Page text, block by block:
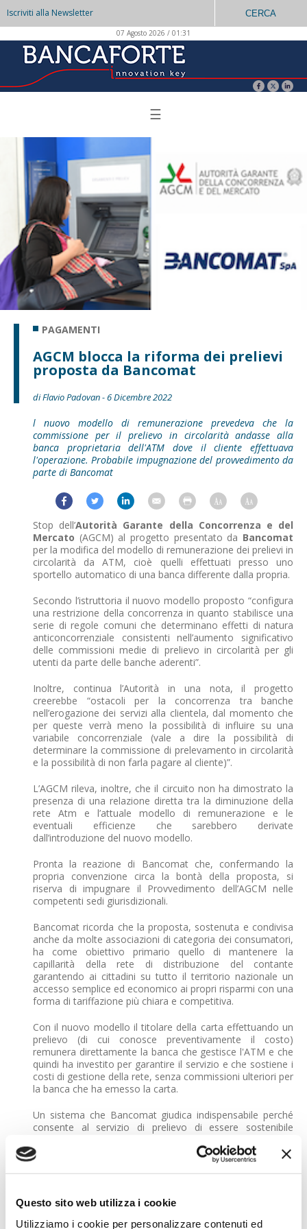
Questo sito web utilizza i cookie
Utilizziamo i cookie per personalizzare contenuti ed
Iscriviti alla Newsletter CERCA
07 Agosto 2026 / 01:31
☰
PAGAMENTI
AGCM blocca la riforma dei prelievi
proposta da Bancomat
di Flavio Padovan - 6 Dicembre 2022
l nuovo modello di remunerazione prevedeva che la
commissione per il prelievo in circolarità andasse alla
banca proprietaria dell'ATM dove il cliente effettuava
l'operazione. Probabile impugnazione del provvedimento da
parte di Bancomat
Stop dell’Autorità Garante della Concorrenza e del
Mercato (AGCM) al progetto presentato da Bancomat
per la modifica del modello di remunerazione dei prelievi in
circolarità da ATM, cioè quelli effettuati presso uno
sportello automatico di una banca differente dalla propria.
Secondo l’istruttoria il nuovo modello proposto “configura
una restrizione della concorrenza in quanto stabilisce una
serie di regole comuni che determinano effetti di natura
anticoncorrenziale consistenti nell’aumento significativo
delle commissioni medie di prelievo in circolarità per gli
utenti da parte delle banche aderenti”.
Inoltre, continua l’Autorità in una nota, il progetto
creerebbe “ostacoli per la concorrenza tra banche
nell’erogazione dei servizi alla clientela, dal momento che
per queste verrà meno la possibilità di influire su una
variabile concorrenziale (vale a dire la possibilità di
determinare la commissione di prelevamento in circolarità
e la possibilità di non farla pagare al cliente)”.
L’AGCM rileva, inoltre, che il circuito non ha dimostrato la
presenza di una relazione diretta tra la diminuzione della
rete Atm e l’attuale modello di remunerazione e le
eventuali efficienze che sarebbero derivate
dall’introduzione del nuovo modello.
Pronta la reazione di Bancomat che, confermando la
propria convenzione circa la bontà della proposta, si
riserva di impugnare il Provvedimento dell’AGCM nelle
competenti sedi giurisdizionali.
Bancomat ricorda che la proposta, sostenuta e condivisa
anche da molte associazioni di categoria dei consumatori,
ha come obiettivo primario quello di mantenere la
capillarità della rete di distribuzione del contante
garantendo ai cittadini su tutto il territorio nazionale un
accesso semplice ed economico ai propri risparmi con una
forma di tariffazione più chiara e competitiva.
Con il nuovo modello il titolare della carta effettuando un
prelievo (di cui conosce preventivamente il costo)
remunera direttamente la banca che gestisce l'ATM e che
quindi ha investito per garantire il servizio e che sostiene i
costi di gestione della rete, senza commissioni ulteriori per
la banca che ha emesso la carta.
Un sistema che Bancomat giudica indispensabile perché
consente al servizio di prelievo di essere sostenibile
#banche che gestiscono gli ATM sono superiori alla
redditività per singola operazione. “Tale aspetto - continua
la nota del Circuito - unito al fenomeno di progressiva
sta mettendo in crisi un servizio sociale essenziale per i